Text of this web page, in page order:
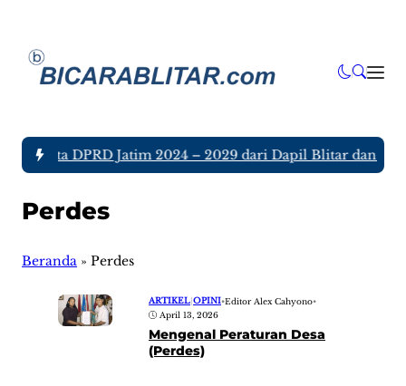
Anggota DPRD Jatim 2024 – 2029 dari Dapil Blitar dan
Perdes
Beranda » Perdes
ARTIKEL OPINI•Editor Alex Cahyono•
April 13, 2026
Mengenal Peraturan Desa
(Perdes)